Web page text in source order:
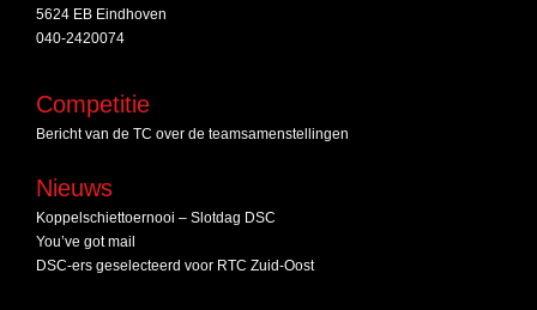
5624 EB Eindhoven
040-2420074
Competitie
Bericht van de TC over de teamsamenstellingen
Nieuws
Koppelschiettoernooi – Slotdag DSC
You’ve got mail
DSC‑ers geselecteerd voor RTC Zuid‑Oost